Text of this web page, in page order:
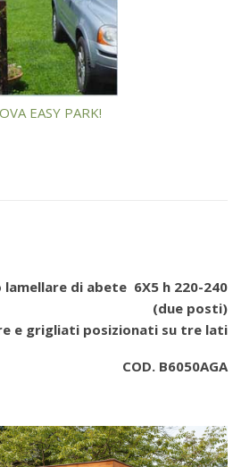
EASY PARK!
di abete 6X5 h 220-240
(due posti)
e grigliati posizionati su tre lati
COD. B6050AGA